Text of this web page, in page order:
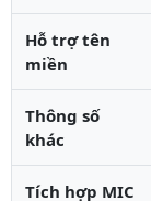
Hỗ trợ tên
miền
Thông số
khác
Tích hợp MIC